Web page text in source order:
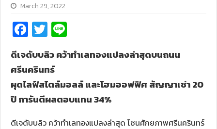
March 29, 2022
Fa
ce
b
o
o
k
T
wi
tt
er
n
e
ดีเจดับบลิว คว้าทำเลทองแปลงล่าสุดบนถนน
ศรีนครินทร์
ผุดไลฟ์สไตล์มอลล์ และโฮมออฟฟิศ สัญญาเช่า 20
ปี การันตีผลตอบแทน 34%
ดีเจดับบลิว คว้าทำเลทองแปลงล่าสุด โซนศักยภาพศรีนครินทร์